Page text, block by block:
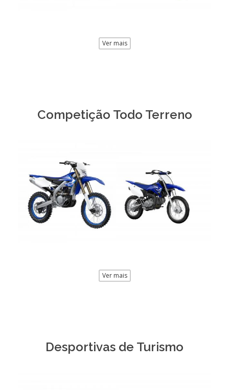
Ver mais
Competição Todo Terreno
Ver mais
Desportivas de Turismo